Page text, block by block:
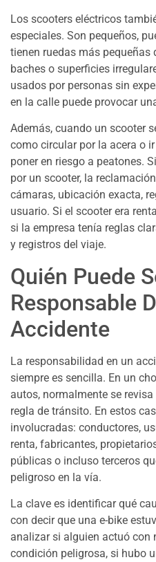
Los scooters eléctricos
especiales. Son pequeños,
tienen ruedas más pequeñas
baches o superficies
usados por personas sin
en la calle puede provocar
Además, cuando un scooter
como circular por la acera o
poner en riesgo a peatones.
por un scooter, la
cámaras, ubicación exacta,
usuario. Si el scooter era
si la empresa tenía reglas
y registros del viaje.
Quién Puede
Responsable
Accidente
La responsabilidad en un
siempre es sencilla. En un
autos, normalmente se
regla de tránsito. En estos
involucradas: conductores,
renta, fabricantes,
públicas o incluso terceros
peligroso en la vía.
La clave es identificar qué
con decir que una e-bike
analizar si alguien actuó con
condición peligrosa, si hubo